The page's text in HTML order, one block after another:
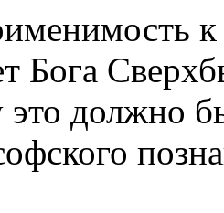
Бога
должно